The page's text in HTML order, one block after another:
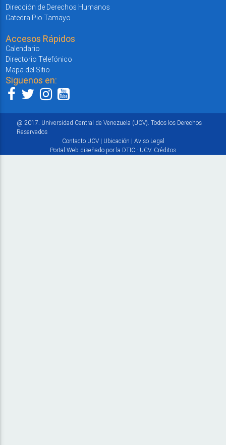
Dirección de Derechos Humanos
Catedra Pio Tamayo
Accesos Rápidos
Calendario
Directorio Telefónico
Mapa del Sitio
Siguenos en:
@ 2017. Universidad Central de Venezuela (UCV). Todos los Derechos
Reservados
Contacto UCV| Ubicación | Aviso Legal
Portal Web diseñado por la DTIC - UCV. Créditos